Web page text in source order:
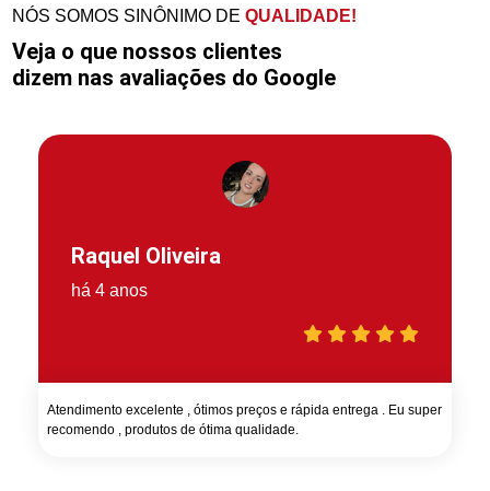
NÓS SOMOS SINÔNIMO DEQUALIDADE!
Veja o que nossos clientes
dizem nas avaliações do Google
Raquel Oliveira
há 4 anos
Atendimento excelente , ótimos preços e rápida entrega . Eu super
recomendo , produtos de ótima qualidade.